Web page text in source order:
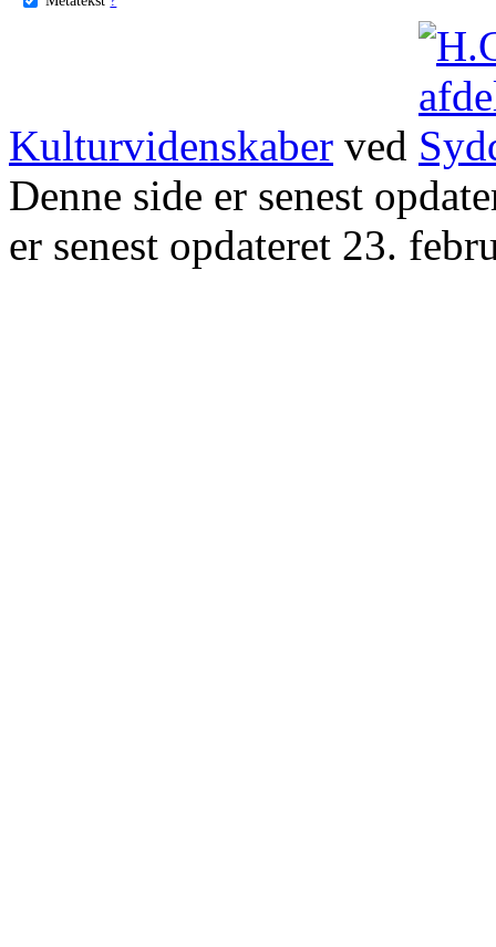
Kulturvidenskaber ved
Denne side er senest
er senest opdateret 23.